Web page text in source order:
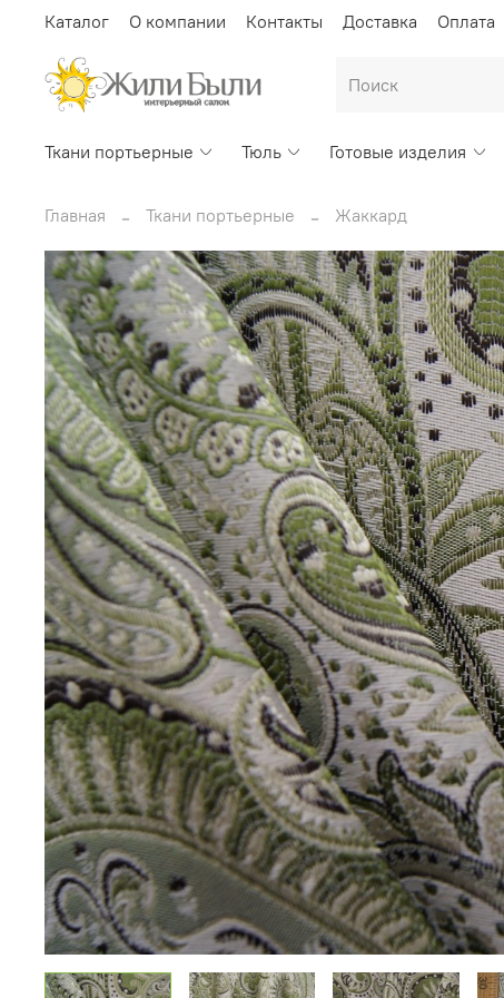
Каталог О компании Контакты Доставка Оплата
Ткани портьерные Тюль Готовые изделия
Главная Ткани портьерные Жаккард